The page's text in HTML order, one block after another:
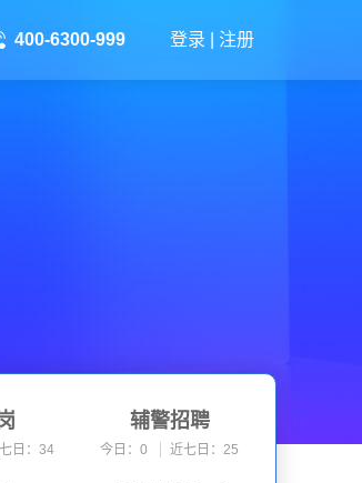
400-6300-999 登录 注册
日：34
辅警招聘
今日：0 近七日：25